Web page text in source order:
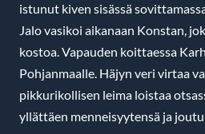
istunut kiven sisässä
Jalo vasikoi aikanaan Konstan,
kostoa. Vapauden koittaessa
Pohjanmaalle. Häjyn veri virtaa
pikkurikollisen leima loistaa
yllättäen menneisyytensä ja